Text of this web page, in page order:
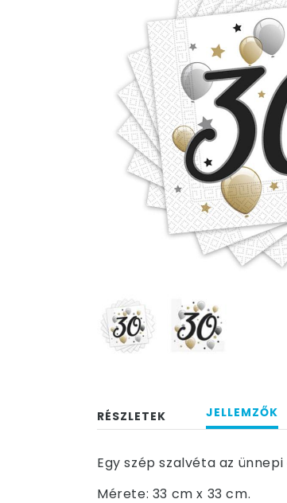
RÉSZLETEK JELLEMZŐK
Egy szép szalvéta az
Mérete: 33 cm x 33 cm.